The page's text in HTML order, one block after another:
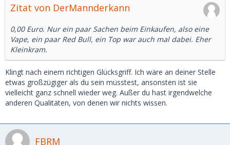
Zitat von DerMannderkann
0,00 Euro. Nur ein paar Sachen beim Einkaufen, also eine
Vape, ein paar Red Bull, ein Top war auch mal dabei. Eher
Kleinkram.
Klingt nach einem richtigen Glücksgriff. Ich wäre an deiner Stelle
etwas großzügiger als du sein müsstest, ansonsten ist sie
vielleicht ganz schnell wieder weg. Außer du hast irgendwelche
anderen Qualitäten, von denen wir nichts wissen.
FBRM